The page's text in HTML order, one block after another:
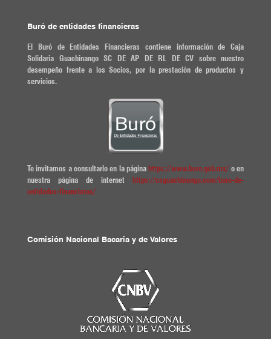
Buró de entidades financieras
El Buró de Entidades Financieras contiene información de Caja
Solidaria Guachinango SC DE AP DE RL DE CV sobre nuestro
desempeño frente a los Socios, por la prestación de productos y
servicios.
Te invitamos a consultarlo en la página https://www.buro.gob.mx/ o en
nuestra página de internet https://csguachinango.com/buro-de-
entidades-financieras/
Comisión Nacional Bacaria y de Valores